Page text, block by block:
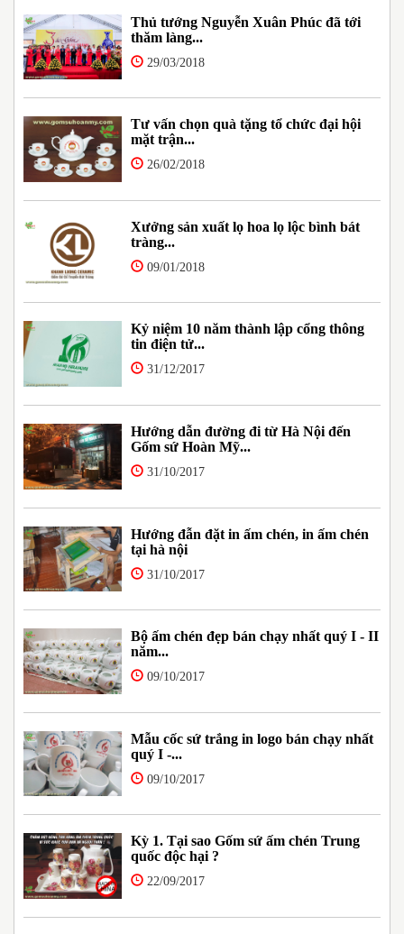
Thủ tướng Nguyễn Xuân Phúc đã tới
thăm làng...
29/03/2018
Tư vấn chọn quà tặng tổ chức đại hội
mặt trận...
26/02/2018
Xưởng sản xuất lọ hoa lọ lộc bình bát
tràng...
09/01/2018
Kỷ niệm 10 năm thành lập cổng thông
tin điện tử...
31/12/2017
Hướng dẫn đường đi từ Hà Nội đến
Gốm sứ Hoàn Mỹ...
31/10/2017
Hướng đẫn đặt in ấm chén, in ấm chén
tại hà nội
31/10/2017
Bộ ấm chén đẹp bán chạy nhất quý I - II
năm...
09/10/2017
Mẫu cốc sứ trắng in logo bán chạy nhất
quý I -...
09/10/2017
Kỳ 1. Tại sao Gốm sứ ấm chén Trung
quốc độc hại ?
22/09/2017